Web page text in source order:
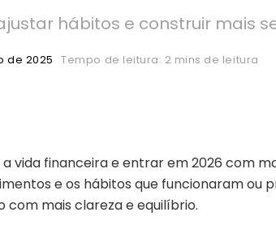
hábitos e construir mais
de 2025 Tempo de leitura: 2 mins de leitura
vida financeira e entrar em 2026 com
e os hábitos que funcionaram ou
com mais clareza e equilíbrio.